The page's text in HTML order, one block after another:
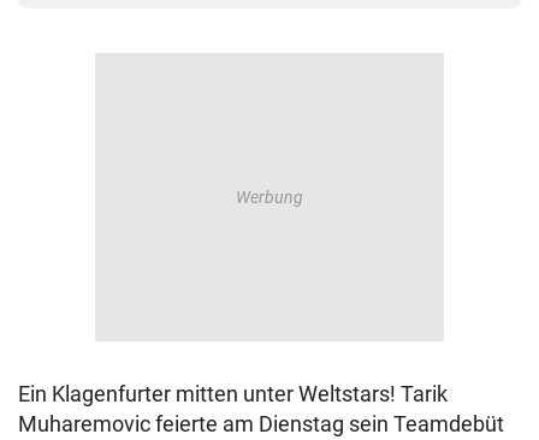
Ein Klagenfurter mitten unter Weltstars! Tarik
Muharemovic feierte am Dienstag sein Teamdebüt